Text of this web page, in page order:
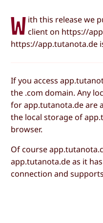
W ith this release we
client on https://
https://app.tutanota.de
If you access
the .com domain. Any
for app.tutanota.de are
the local storage of
browser.
Of course
app.tutanota.de as it
connection and